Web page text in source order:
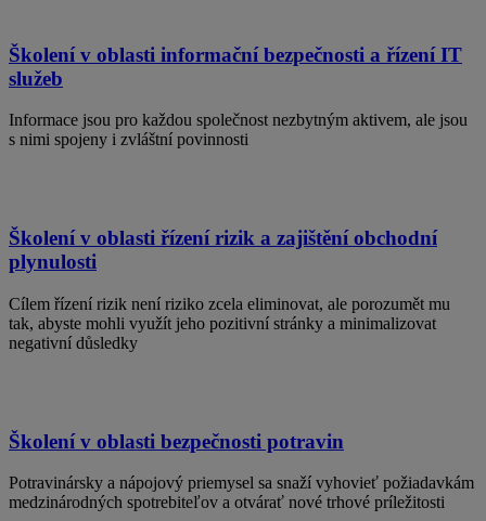
Školení v oblasti informační bezpečnosti a řízení IT
služeb
Informace jsou pro každou společnost nezbytným aktivem, ale jsou
s nimi spojeny i zvláštní povinnosti
Školení v oblasti řízení rizik a zajištění obchodní
plynulosti
Cílem řízení rizik není riziko zcela eliminovat, ale porozumět mu
tak, abyste mohli využít jeho pozitivní stránky a minimalizovat
negativní důsledky
Školení v oblasti bezpečnosti potravin
Potravinársky a nápojový priemysel sa snaží vyhovieť požiadavkám
medzinárodných spotrebiteľov a otvárať nové trhové príležitosti